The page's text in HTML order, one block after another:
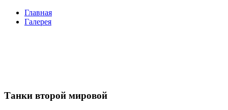
Главная
Галерея
Танки второй мировой